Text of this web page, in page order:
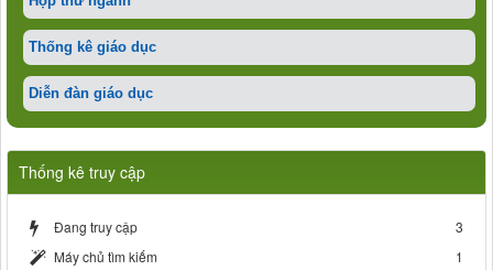
Thống kê giáo dục
Diễn đàn giáo dục
Thống kê truy cập
Đang truy cập
3
Máy chủ tìm kiếm
1